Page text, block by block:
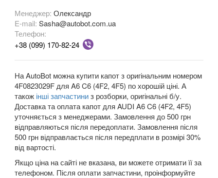
A6 C7 (4G2, 4G5)
A6 Allroad Quattro C7 (4GH)
A6 C8 (F2)
A6 C8 Allroad Quattro
A7 I Sportback (4GA)
A7 II Sportback (4G8)
A8 D3 (4E2, 4E8)
A8 D4 (4H)
Менеджер: Олександр
E-mail: Sasha@autobot.com.ua
Телефон:
+38 (099) 170-82-24
На AutoBot можна купити капот з оригінальним номером
4F0823029F для A6 C6 (4F2, 4F5) по хорошій ціні. А
також інші запчастиниз розборки, оригінальні б/у.
Доставка та оплата капот для AUDI A6 C6 (4F2, 4F5)
уточняється з менеджерами. Замовлення до 500 грн
відправляються після передоплати. Замовлення після
500 грн відправлається після передплати в розмірі 30%
від вартості.
Якщо ціна на сайті не вказана, ви можете отримати її за
телефоном. Після оплати запчастини, проінформуйте